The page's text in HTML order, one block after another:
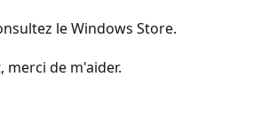
le Windows Store.
de m'aider.